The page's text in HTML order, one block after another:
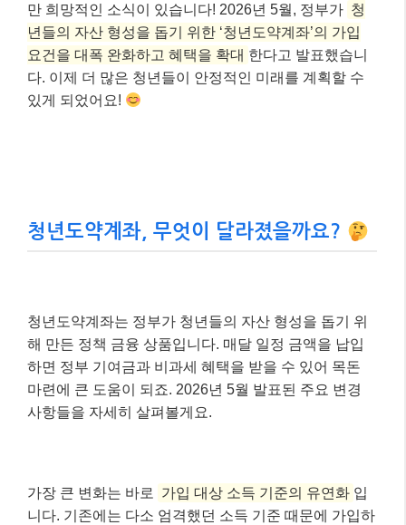
만 희망적인 소식이 있습니다! 2026년 5월, 정부가 청
년들의 자산 형성을 돕기 위한 ‘청년도약계좌’의 가입
요건을 대폭 완화하고 혜택을 확대 한다고 발표했습니
다. 이제 더 많은 청년들이 안정적인 미래를 계획할 수
있게 되었어요!
청년도약계좌, 무엇이 달라졌을까요?
청년도약계좌는 정부가 청년들의 자산 형성을 돕기 위
해 만든 정책 금융 상품입니다. 매달 일정 금액을 납입
하면 정부 기여금과 비과세 혜택을 받을 수 있어 목돈
마련에 큰 도움이 되죠. 2026년 5월 발표된 주요 변경
사항들을 자세히 살펴볼게요.
가장 큰 변화는 바로 가입 대상 소득 기준의 유연화 입
니다. 기존에는 다소 엄격했던 소득 기준 때문에 가입하